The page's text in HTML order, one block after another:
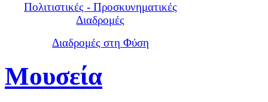
Πολιτιστικές - Προσκυνηματικές
Διαδρομές
Διαδρομές στη Φύση
Μουσεία